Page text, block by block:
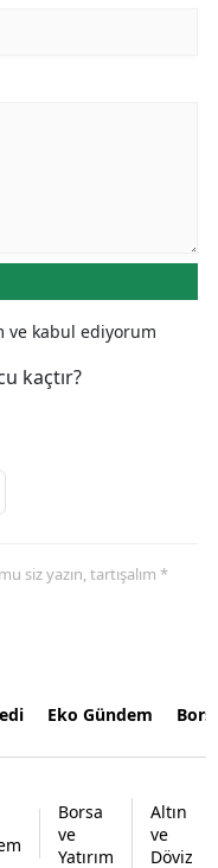
ve kabul ediyorum
kaçtır?
siz yazın, tartışalım *
Eko Gündem
Borsa
ve
Yatırım
Altın
ve
Döviz